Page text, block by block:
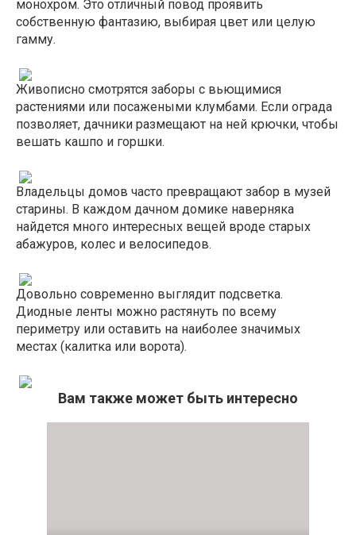
монохром. Это отличный повод проявить
собственную фантазию, выбирая цвет или целую
гамму.
Живописно смотрятся заборы с вьющимися
растениями или посажеными клумбами. Если ограда
позволяет, дачники размещают на ней крючки, чтобы
вешать кашпо и горшки.
Владельцы домов часто превращают забор в музей
старины. В каждом дачном домике наверняка
найдется много интересных вещей вроде старых
абажуров, колес и велосипедов.
Довольно современно выглядит подсветка.
Диодные ленты можно растянуть по всему
периметру или оставить на наиболее значимых
местах (калитка или ворота).
Вам также может быть интересно